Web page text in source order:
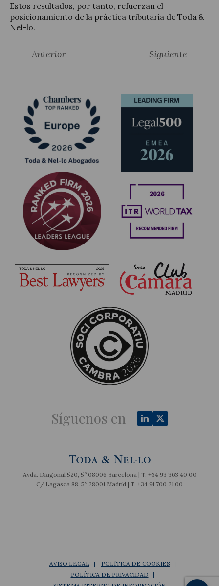
Estos resultados, por tanto, refuerzan el
posicionamiento de la práctica tributaria de Toda &
Nel-lo.
Siguiente
Anterior
Síguenos en
Avda. Diagonal 520, 5º 08006 Barcelona | T. +34 93 363 40 00
C/ Lagasca 88, 5º 28001 Madrid | T. +34 91 700 21 00
AVISO LEGAL
POLÍTICA DE COOKIES
POLÍTICA DE PRIVACIDAD